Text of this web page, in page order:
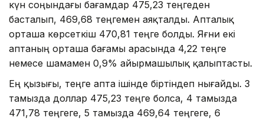
күн соңындағы бағамдар 475,23 теңгеден
басталып, 469,68 теңгемен аяқталды. Апталық
орташа көрсеткіш 470,81 теңге болды. Яғни екі
аптаның орташа бағамы арасында 4,22 теңге
немесе шамамен 0,9% айырмашылық қалыптасты.
Ең қызығы, теңге апта ішінде біртіндеп нығайды. 3
тамызда доллар 475,23 теңге болса, 4 тамызда
471,78 теңгеге, 5 тамызда 469,64 теңгеге, 6